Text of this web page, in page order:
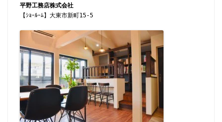
【ｼｮｰﾙｰﾑ】大東市新町15-5